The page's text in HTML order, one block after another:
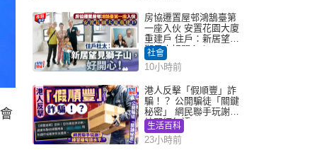
房協遷置屋邨鴻鵠臺第
一座入伙 安置花園大廈
重建戶 住戶：新居望見
獅子山好開心！
社會
10小時前
港人反擊「假順豐」詐
騙！？ 公開騙徒「關鍵
秘密」 網民聯手玩謝：
練習緬甸語
生活百科
23小時前